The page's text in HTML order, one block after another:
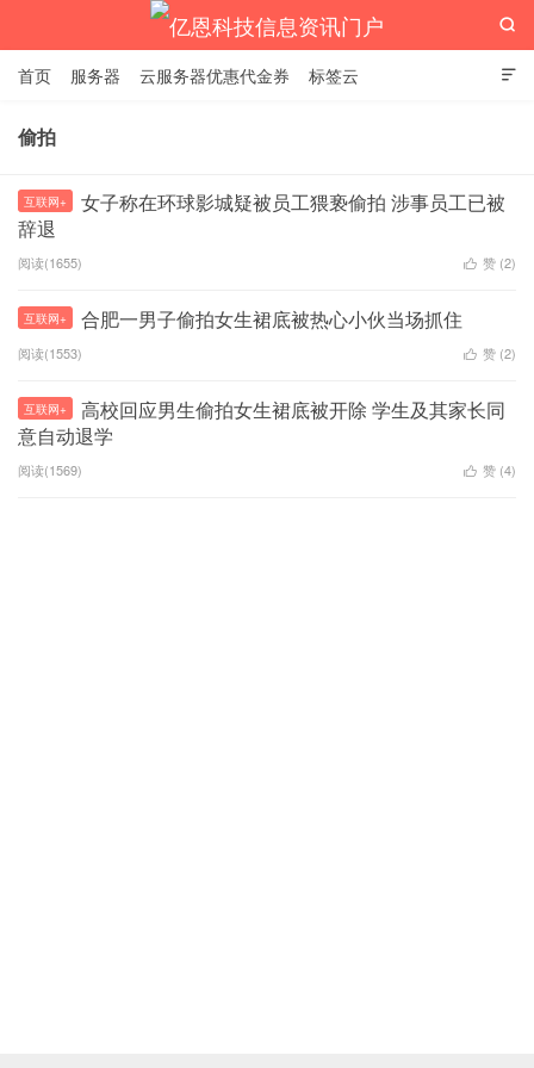
亿恩科技信息资讯门户

首页 服务器 云服务器优惠代金券 标签云

偷拍
互联网+
女子称在环球影城疑被员工猥亵偷拍 涉事员工已被
辞退
阅读(1655)  赞 (2)
互联网+ 合肥一男子偷拍女生裙底被热心小伙当场抓住
阅读(1553)  赞 (2)
互联网+
高校回应男生偷拍女生裙底被开除 学生及其家长同
意自动退学
阅读(1569)  赞 (4)